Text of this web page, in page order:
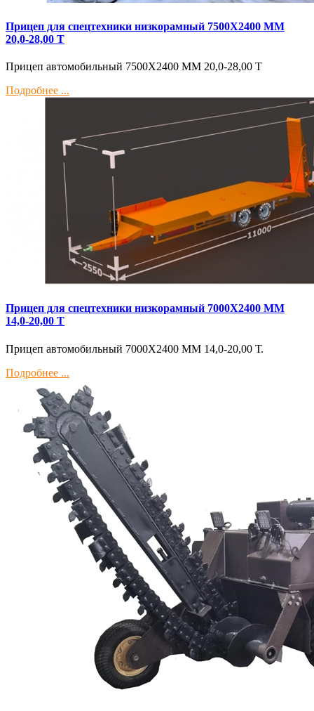
Прицеп для спецтехники низкорамный 7500Х2400 ММ
20,0-28,00 Т
Прицеп автомобильный 7500Х2400 ММ 20,0-28,00 Т
Подробнее ...
Прицеп для спецтехники низкорамный 7000Х2400 ММ
14,0-20,00 Т
Прицеп автомобильный 7000Х2400 ММ 14,0-20,00 Т.
Подробнее ...